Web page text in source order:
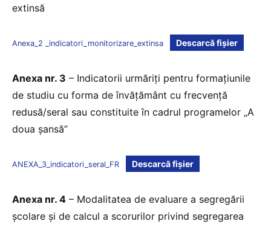
extinsă
Anexa_2 _indicatori_monitorizare_extinsa Descarcă fișier
Anexa nr. 3 – Indicatorii urmăriți pentru formațiunile
de studiu cu forma de învățământ cu frecvență
redusă/seral sau constituite în cadrul programelor „A
doua șansă”
ANEXA_3_indicatori_seral_FR Descarcă fișier
Anexa nr. 4 – Modalitatea de evaluare a segregării
școlare și de calcul a scorurilor privind segregarea